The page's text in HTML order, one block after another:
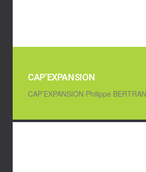
CAP’EXPANSION
CAP’EXPANSION Philippe